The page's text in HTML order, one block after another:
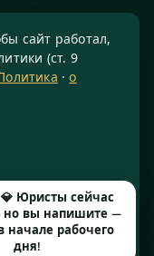
помещение 14/7
сайт работал,
(ст. 9
·о
Юристы сейчас
но вы напишите —
начале рабочего
дня!